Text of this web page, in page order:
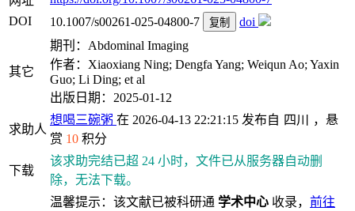
DOI
10.1007/s00261-025-04800-7 复制 doi
其它
期刊：Abdominal Imaging
作者：Xiaoxiang Ning; Dengfa Yang; Weiqun Ao; Yaxin
Guo; Li Ding; et al
出版日期：2025-01-12
求助人
想喝三碗粥 在 2026-04-13 22:21:15 发布自 四川
，悬
赏 10 积分
下载
该求助完结已超 24 小时，文件已从服务器自动删
除，无法下载。
温馨提示：该文献已被科研通 学术中心 收录， 前往